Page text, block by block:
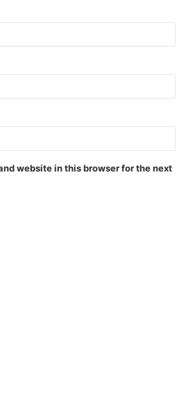
website in this browser for the next